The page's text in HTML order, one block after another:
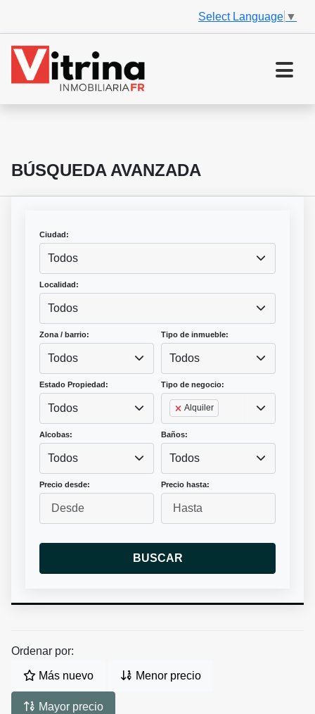
Select Language ▼
BÚSQUEDA AVANZADA
Ciudad:
Todos
Localidad:
Todos
Zona / barrio:
Todos
Tipo de inmueble:
Todos
Estado Propiedad:
Todos
Tipo de negocio:
Alquiler
Alcobas:
Todos
Baños:
Todos
Precio desde: Precio hasta:
BUSCAR
Ordenar por:
Más nuevo Menor precio
Mayor precio